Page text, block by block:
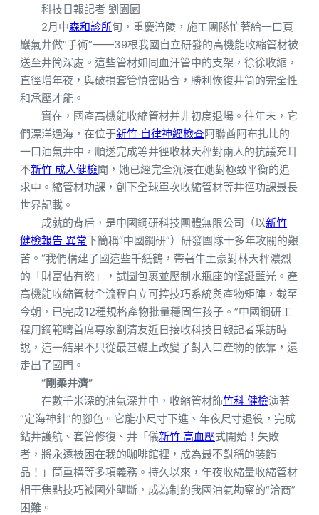
科技日報記者 劉園園
2月中森和診所旬，重慶涪陵，施工團隊忙著給一口頁
巖氣井做“手術”——39根我國自立研發的高機能收縮管材被
送至井筒深處。這些管材如同血汗管中的支架，徐徐收縮，
直徑增年夜，與破損套管慎密貼合，勝利恢復井筒的完全性
和承壓才能。
實在，國產高機能收縮管材并非初度退場。往年末，它
們漂洋過海，在位于新竹 自律神經檢查阿聯酋阿布扎比的
一口油氣井中，順遂完成等井徑收林天秤對兩人的抗議充耳
不新竹 成人健檢聞，她已經完全沉浸在她對極致平衡的追
求中。縮管材功課，創下全球單次收縮管材等井徑功課最長
世界記載。
成就的背后，是中國鋼研科技團體無限公司（以新竹
健檢報告 異常下簡稱“中國鋼研”）研發團隊十多年攻關的艱
苦。“我們構建了國這些千紙鶴，帶著牛土豪對林天秤濃烈
的「財富佔有慾」，試圖包裹並壓制水瓶座的怪誕藍光。產
高機能收縮管材全流程自立可控技巧系統與產物矩陣，截至
今朝，已完成12種規格產物批量穩固生孩子。”中國鋼研工
程用鋼範疇首席專家劉清友近日接收科技日報記者采訪時
說，這一結果不只從最基礎上改變了對入口產物的依靠，還
走出了國門。
“剛柔并濟”
在數千米深的油氣深井中，收縮管材飾竹科 健檢演著
“定海神針”的腳色。它能小尺寸下進、年夜尺寸退役，完成
鉆井護航、套管修復、井「儀新竹 高血壓式開始！失敗
者，將永遠被困在我的咖啡館裡，成為最不對稱的裝飾
品！」筒重構等多項義務。持久以來，年夜收縮量收縮管材
相干焦點技巧被國外壟斷，成為制約我國油氣勘察的“洽商”
困難。